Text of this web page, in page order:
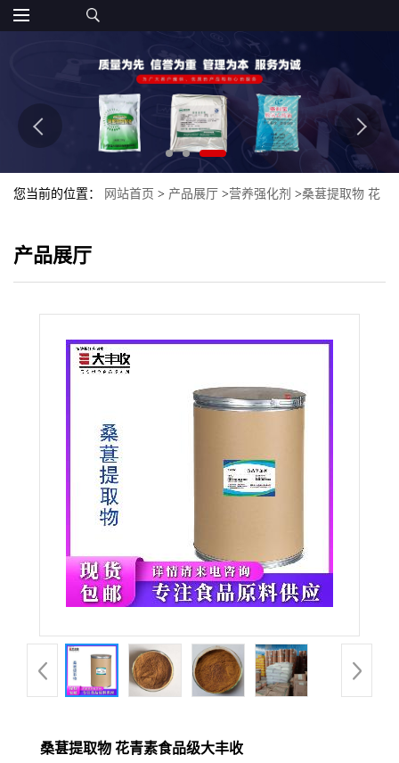
您当前的位置： 网站首页 > 产品展厅 >营养强化剂 >桑葚提取物 花
产品展厅
桑葚提取物 花青素食品级大丰收